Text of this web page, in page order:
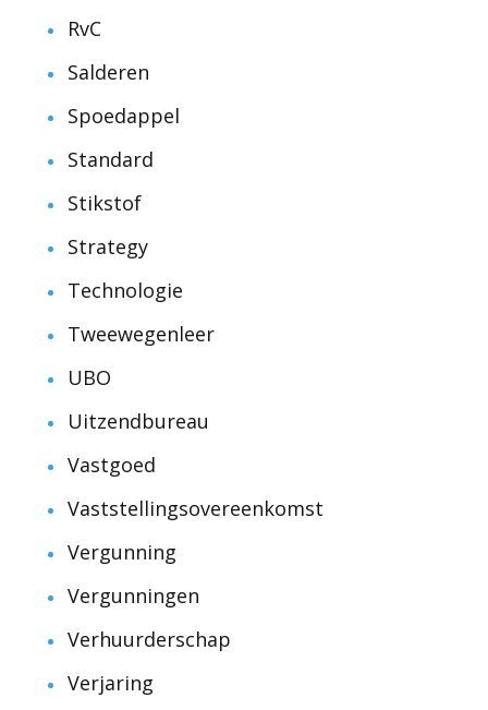
RvC
Salderen
Spoedappel
Standard
Stikstof
Strategy
Technologie
Tweewegenleer
UBO
Uitzendbureau
Vastgoed
Vaststellingsovereenkomst
Vergunning
Vergunningen
Verhuurderschap
Verjaring